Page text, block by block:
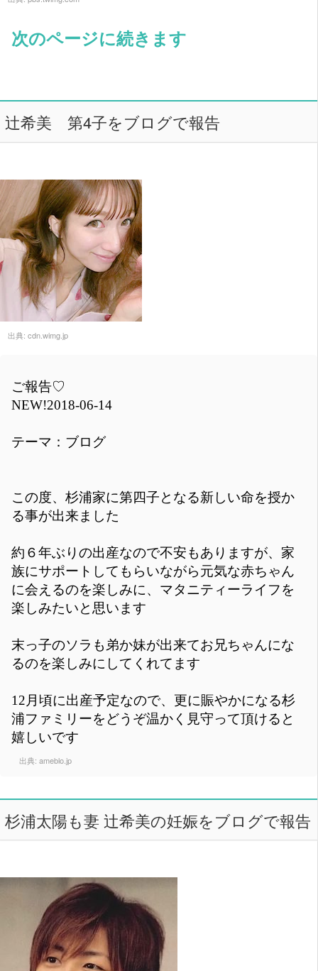
次のページに続きます
辻希美 第4子をブログで報告
出典: cdn.wimg.jp
ご報告♡
NEW!2018-06-14
テーマ：ブログ
この度、杉浦家に第四子となる新しい命を授か
る事が出来ました
約６年ぶりの出産なので不安もありますが、家
族にサポートしてもらいながら元気な赤ちゃん
に会えるのを楽しみに、マタニティーライフを
楽しみたいと思います
末っ子のソラも弟か妹が出来てお兄ちゃんにな
るのを楽しみにしてくれてます
12月頃に出産予定なので、更に賑やかになる杉
浦ファミリーをどうぞ温かく見守って頂けると
嬉しいです
出典: ameblo.jp
杉浦太陽も妻 辻希美の妊娠をブログで報告